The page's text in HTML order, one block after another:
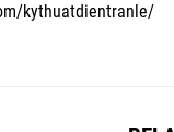
kythuatdientranle/